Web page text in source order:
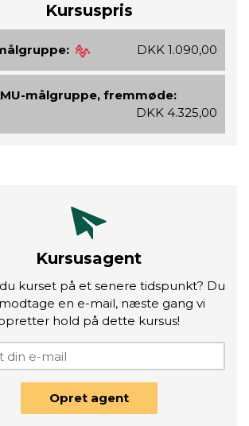
Kursuspris
DKK 1.090,00
målgruppe, fremmøde:
DKK 4.325,00
Kursusagent
kurset på et senere tidspunkt? Du
en e-mail, næste gang vi
hold på dette kursus!
Opret agent